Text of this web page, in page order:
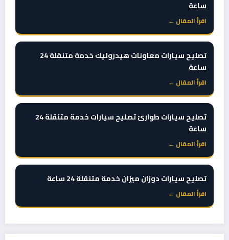
ساعة
اقرأ المقال ←
تصليح سيارات معاونات هيدروليك خدمة متنقلة 24
ساعة
اقرأ المقال ←
تصليح سيارات طوارئ تصليح سيارات خدمة متنقلة 24
ساعة
اقرأ المقال ←
تصليح سيارات دوزان ميزان خدمة متنقلة 24 ساعة
اقرأ المقال ←